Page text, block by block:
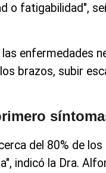
o fatigabilidad",
enfermedades
brazos, subir
del 80% de los
indicó la Dra.